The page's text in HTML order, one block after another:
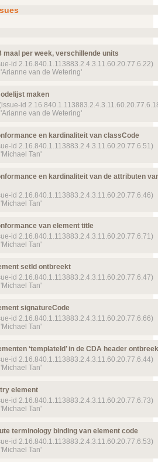
(2016‑12‑08 09:21:36) Eenheid
van verwijzing ontbreekt mp-
(2016‑06‑24 20:50:38) Aanvullende
maal per week, verschillende units
id 2.16.840.1.113883.2.4.3.11.60.20.77.6.22)
van de Wetering'
3 maal per week, verschillende units
mp-issue-22
Geannuleerd, toegekend
van verwijzing ontbreekt
Klik hier voor alle issuedetails
maken
id
van de Wetering'
maken
issue-184
nodig
Geannuleerd, toegekend
van verwijzing ontbreekt mp-
(2016‑06‑24 20:50:38) Aanvullende
en kardinaliteit van classCode
id 2.16.840.1.113883.2.4.3.11.60.20.77.6.51)
Tan'
en kardinaliteit van classCode
van verwijzing ontbreekt mp-template- 9012
en kardinaliteit van de attributen
id 2.16.840.1.113883.2.4.3.11.60.20.77.6.46)
Tan'
Conformance en kardinaliteit van de attributen
issue-46
Geannuleerd, toegekend
9050
Klik hier voor alle issuedetails
van element title
id 2.16.840.1.113883.2.4.3.11.60.20.77.6.71)
Tan'
van element title
issue-71
Geannuleerd, toegekend
van verwijzing ontbreekt
Klik hier voor alle issuedetails
setId ontbreekt
id 2.16.840.1.113883.2.4.3.11.60.20.77.6.47)
Tan'
setId ontbreekt
issue-47
Geannuleerd, toegekend
van verwijzing ontbreekt
Klik hier voor alle issuedetails
signatureCode
id 2.16.840.1.113883.2.4.3.11.60.20.77.6.66)
Tan'
signatureCode
issue-66
Geannuleerd, toegekend
van verwijzing ontbreekt
Klik hier voor alle issuedetails
‘templateId’ in de CDA header
id 2.16.840.1.113883.2.4.3.11.60.20.77.6.44)
Tan'
‘templateId’ in de CDA header
issue-44
Geannuleerd, toegekend
van verwijzing ontbreekt
element
id 2.16.840.1.113883.2.4.3.11.60.20.77.6.73)
Tan'
element
issue-73
terminology binding van element code
id 2.16.840.1.113883.2.4.3.11.60.20.77.6.53)
Tan'